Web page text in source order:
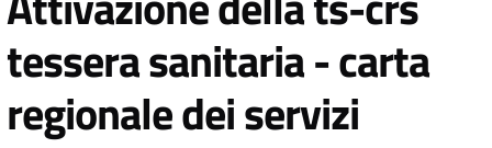
tessera sanitaria - carta
regionale dei servizi